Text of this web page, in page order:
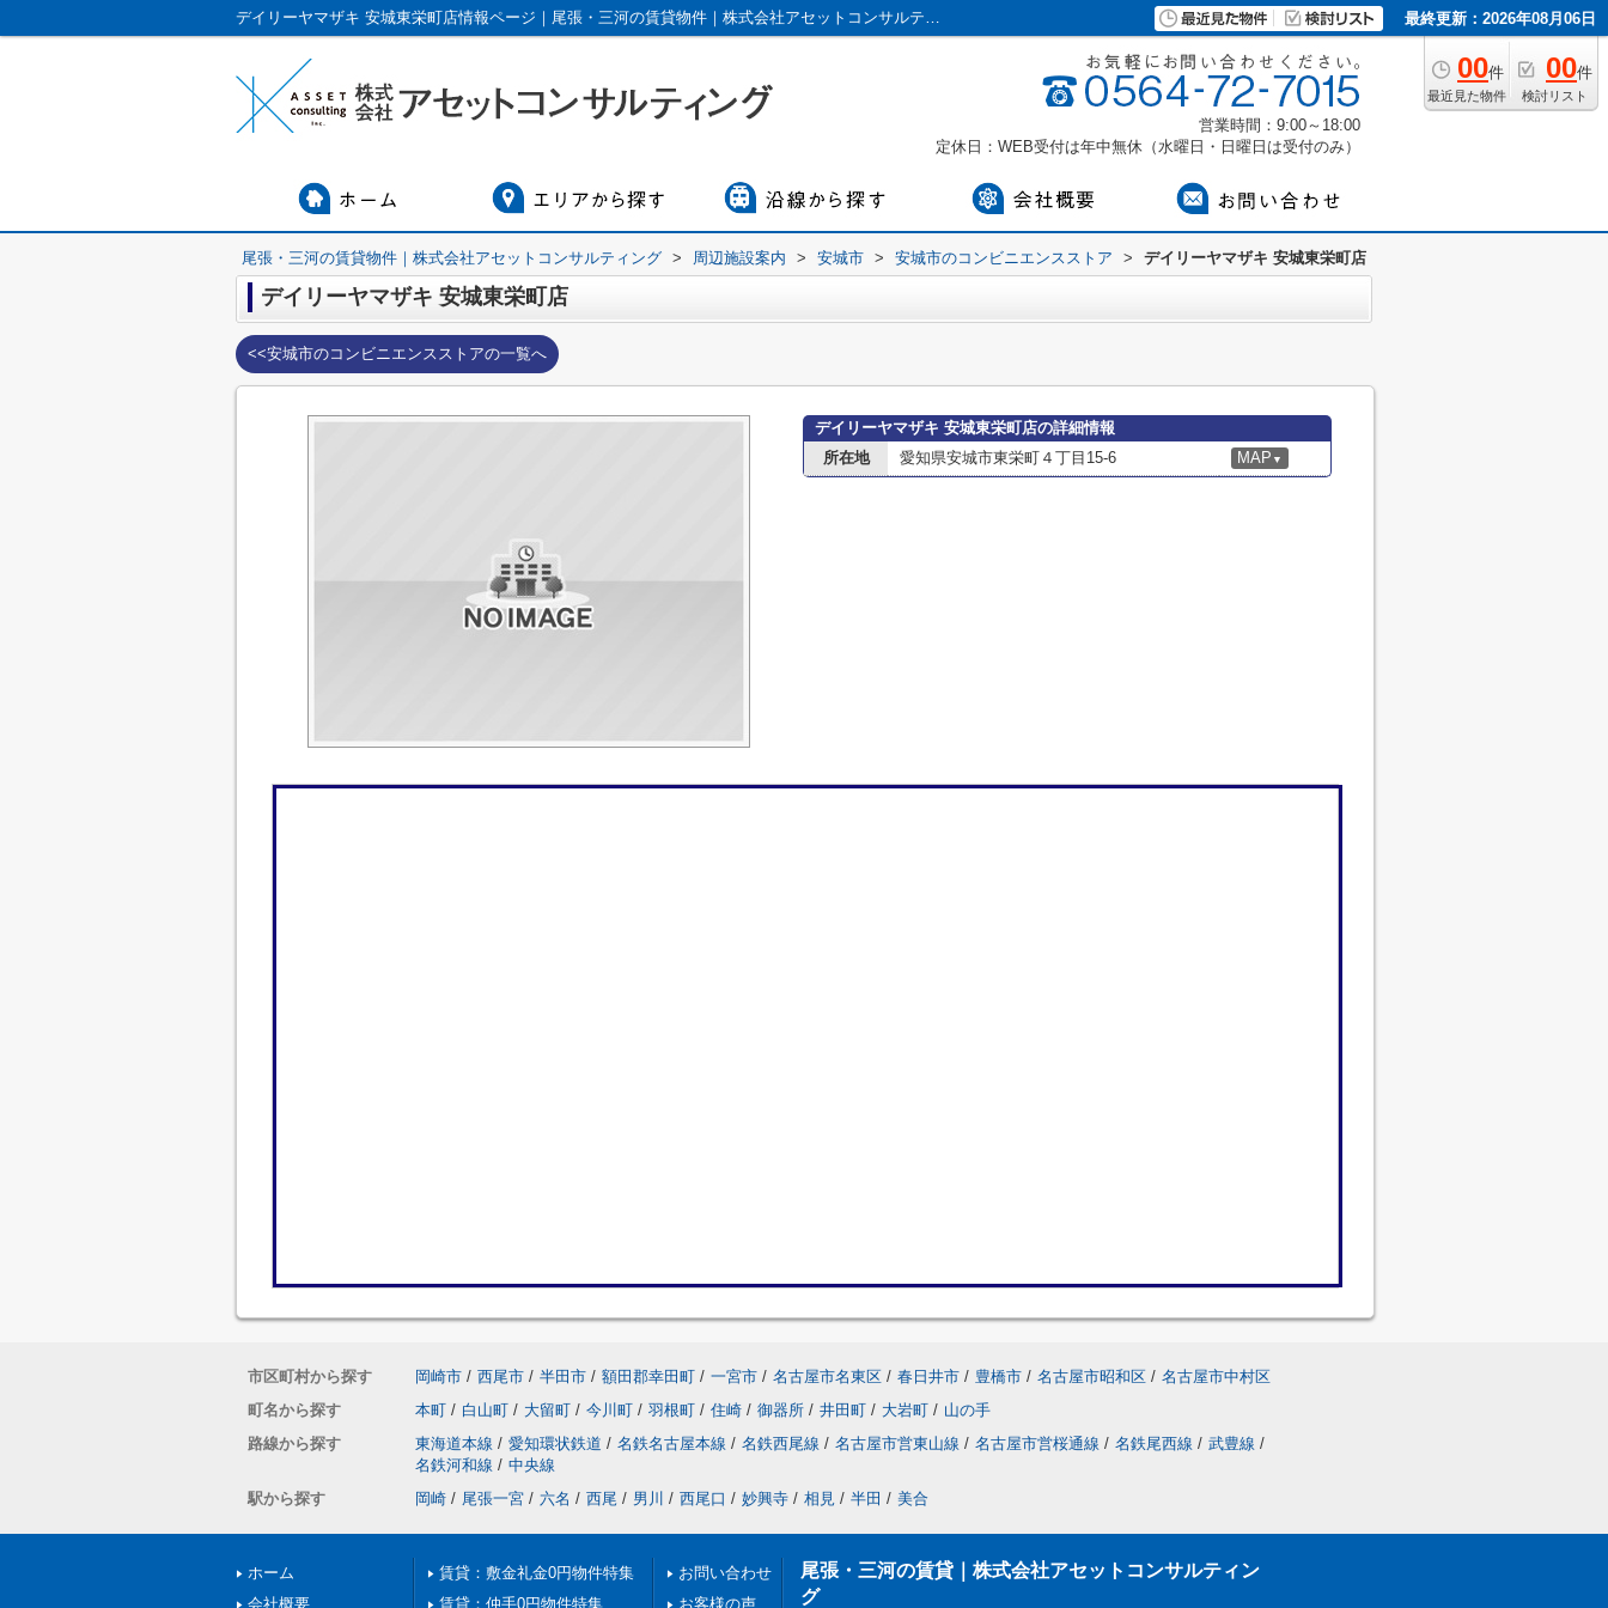
デイリーヤマザキ 安城東栄町店情報ページ｜尾張・三河の賃貸物件｜株式会社アセットコンサルティング 最終更新：2026年08月06日
00件
最近見た物件
00件
検討リスト
営業時間：9:00～18:00
定休日：WEB受付は年中無休（水曜日・日曜日は受付のみ）
尾張・三河の賃貸物件｜株式会社アセットコンサルティング > 周辺施設案内 > 安城市 > 安城市のコンビニエンスストア > デイリーヤマザキ 安城東栄町店
デイリーヤマザキ 安城東栄町店
<<安城市のコンビニエンスストアの一覧へ
デイリーヤマザキ 安城東栄町店の詳細情報
所在地
愛知県安城市東栄町４丁目15-6 MAP ▼
市区町村から探す 岡崎市 / 西尾市 / 半田市 / 額田郡幸田町 / 一宮市 / 名古屋市名東区 / 春日井市 / 豊橋市 / 名古屋市昭和区 / 名古屋市中村区
町名から探す
本町 / 白山町 / 大留町 / 今川町 / 羽根町 / 住崎 / 御器所 / 井田町 / 大岩町 / 山の手
路線から探す
東海道本線 / 愛知環状鉄道 / 名鉄名古屋本線 / 名鉄西尾線 / 名古屋市営東山線 / 名古屋市営桜通線 / 名鉄尾西線 / 武豊線 /
名鉄河和線 / 中央線
駅から探す
岡崎 / 尾張一宮 / 六名 / 西尾 / 男川 / 西尾口 / 妙興寺 / 相見 / 半田 / 美合
ホーム
会社概要
賃貸：敷金礼金0円物件特集
賃貸：仲手0円物件特集
お問い合わせ
お客様の声
尾張・三河の賃貸｜株式会社アセットコンサルティン
グ